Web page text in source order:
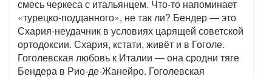
смесь черкеса с итальянцем. Что-то напоминает
«турецко-подданного», не так ли? Бендер — это
Схария-неудачник в условиях царящей советской
ортодоксии. Схария, кстати, живёт и в Гоголе.
Гоголевская любовь к Италии — она сродни тяге
Бендера в Рио-де-Жанейро. Гоголевская